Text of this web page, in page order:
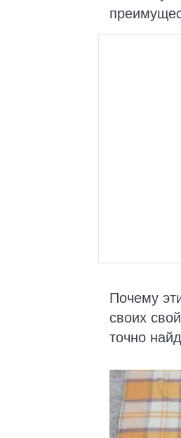
Почему
своих
точно